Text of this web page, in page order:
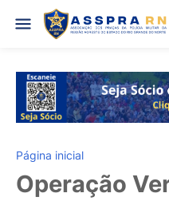
Página inicial
Operação